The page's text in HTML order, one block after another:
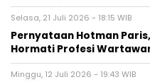
Selasa, 21 Juli 2026 - 18:15 WIB
Pernyataan Hotman Paris,
Hormati Profesi
Minggu, 12 Juli 2026 - 19:43 WIB